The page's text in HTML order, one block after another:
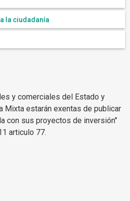
la ciudadanía
y comerciales del Estado y
Mixta estarán exentas de publicar
con sus proyectos de inversión"
articulo 77.